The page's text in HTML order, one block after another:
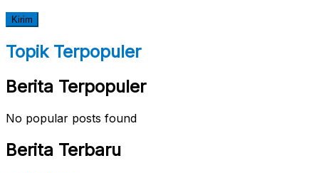
Topik Terpopuler
Berita Terpopuler
No popular posts found
Berita Terbaru